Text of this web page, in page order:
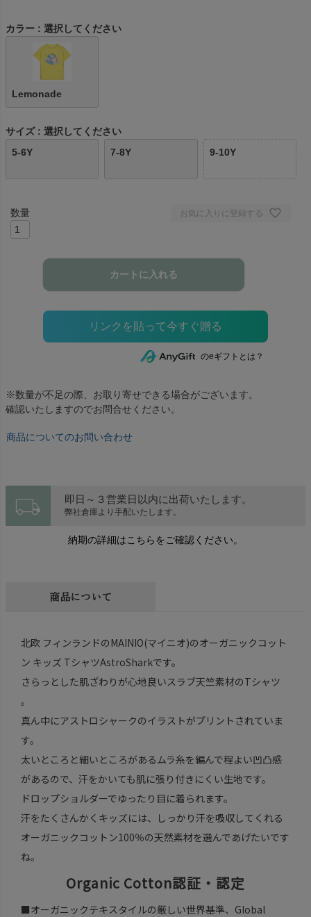
カラー 選択してください
Lemonade
サイズ
選択してください
5-6Y
7-8Y 9-10Y
お気に入りに登録する
カートに入れる
のeギフトとは？
※数量が不足の際、お取り寄せできる場合がございます。
確認いたしますのでお問合せください。
商品についてのお問い合わせ
local_shipping 即日～３営業日以内に出荷いたします。
弊社倉庫より手配いたします。
納期の詳細はこちらをご確認ください。
商品について
北欧 フィンランドのMAINIO(マイニオ)のオーガニックコット
ン キッズ TシャツAstroSharkです。
さらっとした肌ざわりが心地良いスラブ天竺素材のTシャツ
。
真ん中にアストロシャークのイラストがプリントされていま
す。
太いところと細いところがあるムラ糸を編んで程よい凹凸感
があるので、汗をかいても肌に張り付きにくい生地です。
ドロップショルダーでゆったり目に着られます。
汗をたくさんかくキッズには、しっかり汗を吸収してくれる
オーガニックコットン100％の天然素材を選んであげたいです
ね。
Organic Cotton認証・認定
■オーガニックテキスタイルの厳しい世界基準、Global